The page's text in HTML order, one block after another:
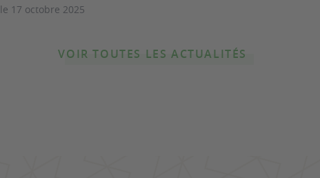
le 17 octobre 2025
VOIR TOUTES LES ACTUALITÉS